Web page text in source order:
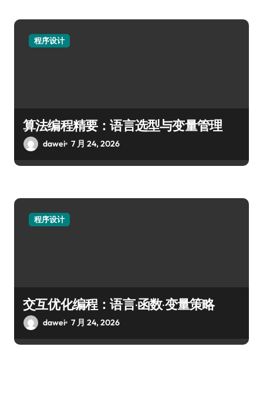
程序设计
算法编程精要：语言选型与变量管理
dawei 7 月 24, 2026
程序设计
交互优化编程：语言·函数·变量策略
dawei 7 月 24, 2026